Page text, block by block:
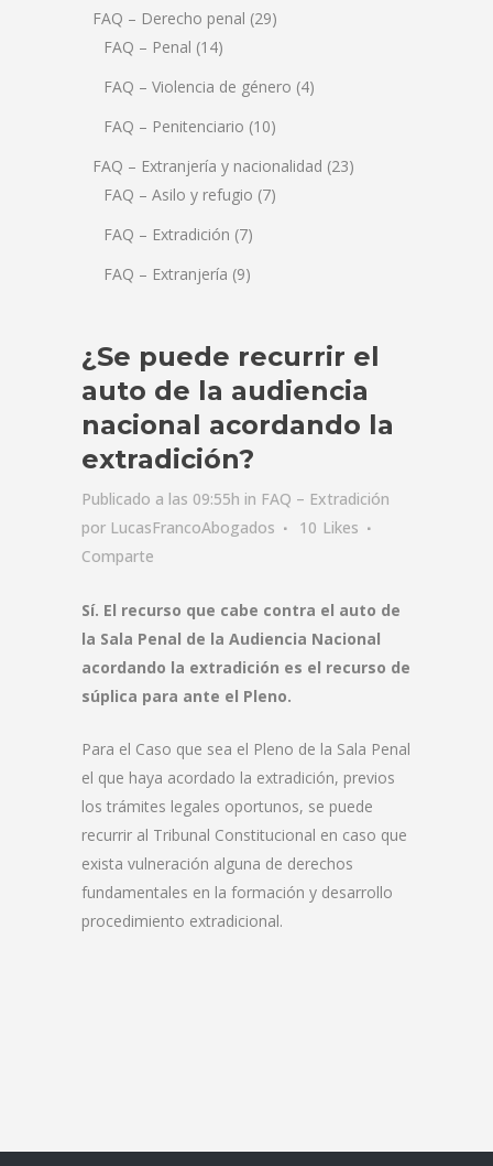
FAQ – Derecho penal (29)
FAQ – Penal (14)
FAQ – Violencia de género (4)
FAQ – Penitenciario (10)
FAQ – Extranjería y nacionalidad (23)
FAQ – Asilo y refugio (7)
FAQ – Extradición (7)
FAQ – Extranjería (9)
¿Se puede recurrir el
auto de la audiencia
nacional acordando la
extradición?
Publicado a las 09:55h in FAQ – Extradición
por LucasFrancoAbogados 10 Likes
Comparte
Sí. El recurso que cabe contra el auto de
la Sala Penal de la Audiencia Nacional
acordando la extradición es el recurso de
súplica para ante el Pleno.
Para el Caso que sea el Pleno de la Sala Penal
el que haya acordado la extradición, previos
los trámites legales oportunos, se puede
recurrir al Tribunal Constitucional en caso que
exista vulneración alguna de derechos
fundamentales en la formación y desarrollo
procedimiento extradicional.